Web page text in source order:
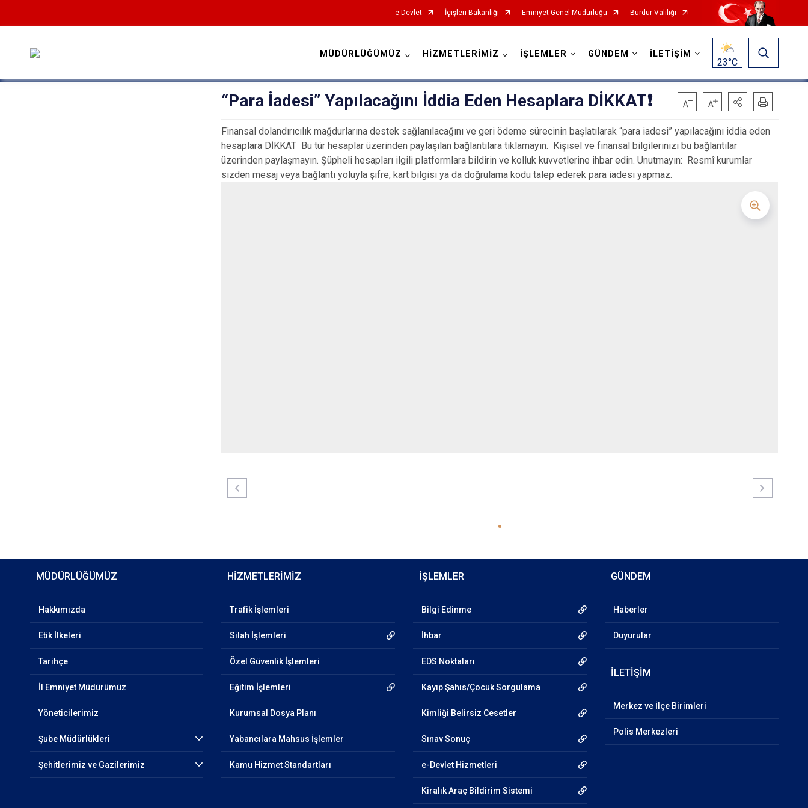
e-Devlet İçişleri Bakanlığı Emniyet Genel Müdürlüğü Burdur Valiliği
MÜDÜRLÜĞÜMÜZ HİZMETLERİMİZ İŞLEMLER GÜNDEM İLETİŞİM
23°C
“Para İadesi” Yapılacağını İddia Eden Hesaplara DİKKAT❗️
Finansal dolandırıcılık mağdurlarına destek sağlanılacağını ve geri ödeme sürecinin başlatılarak “para iadesi” yapılacağını iddia eden
hesaplara DİKKAT Bu tür hesaplar üzerinden paylaşılan bağlantılara tıklamayın. Kişisel ve finansal bilgilerinizi bu bağlantılar
üzerinden paylaşmayın. Şüpheli hesapları ilgili platformlara bildirin ve kolluk kuvvetlerine ihbar edin. Unutmayın: Resmî kurumlar
sizden mesaj veya bağlantı yoluyla şifre, kart bilgisi ya da doğrulama kodu talep ederek para iadesi yapmaz.
MÜDÜRLÜĞÜMÜZ
Hakkımızda
Etik İlkeleri
Tarihçe
İl Emniyet Müdürümüz
Yöneticilerimiz
Şube Müdürlükleri
Şehitlerimiz ve Gazilerimiz
HİZMETLERİMİZ
Trafik İşlemleri
Silah İşlemleri
Özel Güvenlik İşlemleri
Eğitim İşlemleri
Kurumsal Dosya Planı
Yabancılara Mahsus İşlemler
Kamu Hizmet Standartları
İŞLEMLER
Bilgi Edinme
İhbar
EDS Noktaları
Kayıp Şahıs/Çocuk Sorgulama
Kimliği Belirsiz Cesetler
Sınav Sonuç
e-Devlet Hizmetleri
Kiralık Araç Bildirim Sistemi
GÜNDEM
Haberler
Duyurular
İLETİŞİM
Merkez ve İlçe Birimleri
Polis Merkezleri